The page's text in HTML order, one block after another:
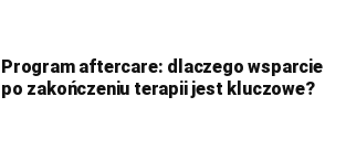
Program aftercare: dlaczego wsparcie
po zakończeniu terapii jest kluczowe?